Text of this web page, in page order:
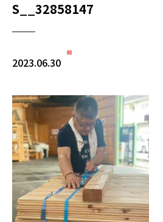
S__32858147
2023.06.30